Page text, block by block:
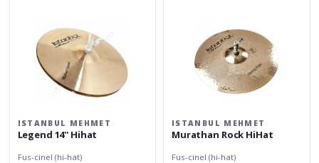
ISTANBUL MEHMET
Legend 14'' Hihat
Fus-cinel (hi-hat)
ISTANBUL MEHMET
Murathan Rock HiHat
Fus-cinel (hi-hat)